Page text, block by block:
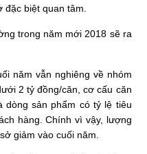
đặc biệt quan tâm.
trong năm mới 2018 sẽ ra
năm vẫn nghiêng về nhóm
2 tỷ đồng/căn, cơ cấu căn
sản phẩm có tỷ lệ tiêu
hàng. Chính vì vậy, lượng
giảm vào cuối năm.